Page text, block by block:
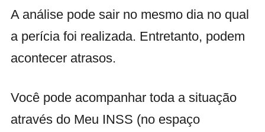
A análise pode sair no mesmo dia no qual
a perícia foi realizada. Entretanto, podem
acontecer atrasos.
Você pode acompanhar toda a situação
através do Meu INSS (no espaço